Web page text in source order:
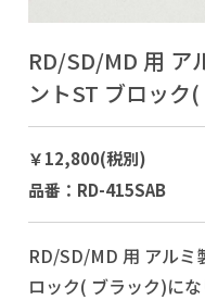
RD/SD/MD 用 ア
ントST ブロック
￥12,800(税別)
品番：RD-415SAB
RD/SD/MD 用 アルミ
ロック( ブラック)にな